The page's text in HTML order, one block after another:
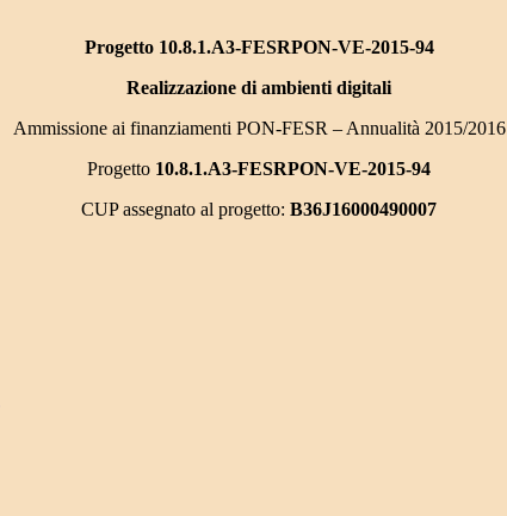
Progetto 10.8.1.A3-FESRPON-VE-2015-94
Realizzazione di ambienti digitali
Ammissione ai finanziamenti PON-FESR – Annualità 2015/2016
Progetto 10.8.1.A3-FESRPON-VE-2015-94
CUP assegnato al progetto: B36J16000490007